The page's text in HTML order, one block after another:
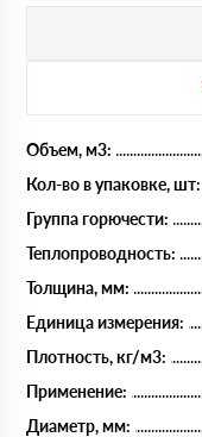
Объем, м3:
Кол-во в упаковке, шт:
Группа горючести:
Теплопроводность:
Толщина, мм:
Единица измерения:
Плотность, кг/м3:
Применение:
Диаметр, мм: